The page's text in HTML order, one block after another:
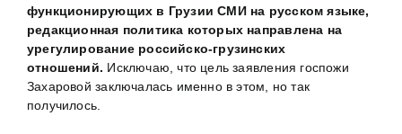
функционирующих в Грузии СМИ на русском языке,
редакционная политика которых направлена на
урегулирование российско-грузинских
отношений. Исключаю, что цель заявления госпожи
Захаровой заключалась именно в этом, но так
получилось.